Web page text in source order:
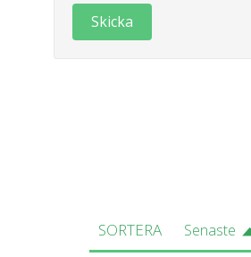
Skicka
SORTERA Senaste